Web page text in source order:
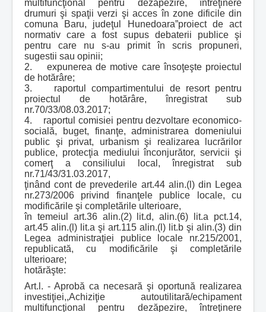
multifuncţional pentru dezăpezire, întreţinere
drumuri şi spaţii verzi şi acces în zone dificile din
comuna Baru, judeţul Hunedoara”proiect de act
normativ care a fost supus debaterii publice şi
pentru care nu s-au primit în scris propuneri,
sugestii sau opinii;
2. expunerea de motive care însoţeşte proiectul
de hotărâre;
3. raportul compartimentului de resort pentru
proiectul de hotărâre, înregistrat sub
nr.70/33/08.03.2017;
4. raportul comisiei pentru dezvoltare economico-
socială, buget, finanţe, administrarea domeniului
public şi privat, urbanism şi realizarea lucrărilor
publice, protecţia mediului înconjurător, servicii şi
comerţ a consiliului local, înregistrat sub
nr.71/43/31.03.2017,
ţinând cont de prevederile art.44 alin.(l) din Legea
nr.273/2006 privind finanţele publice locale, cu
modificările şi completările ulterioare,
în temeiul art.36 alin.(2) lit.d, alin.(6) lit.a pct.14,
art.45 alin.(l) lit.a şi art.115 alin.(l) lit.b şi alin.(3) din
Legea administraţiei publice locale nr.215/2001,
republicată, cu modificările şi completările
ulterioare;
hotărăşte:
Art.l. - Aprobă ca necesară şi oportună realizarea
investiţiei,,Achiziţie autoutilitară/echipament
multifuncţional pentru dezăpezire, întreţinere